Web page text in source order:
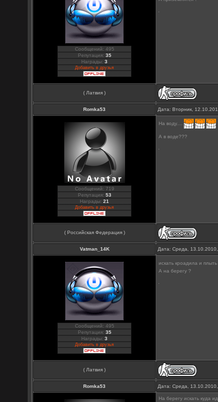
Сообщений: 495
Репутация: 35
Награды:3
Добавить в друзья
( Латвия )
Romka53 Дата: Вторник,
Сообщений: 719
Репутация: 53
Награды:21
Добавить в друзья
На воду....
А в воде???
( Российская Федерация )
Vatman_14K Дата: Среда,
Сообщений: 495
Репутация: 35
Награды:3
Добавить в друзья
искать кроадила и
А на берегу ?
( Латвия )
Romka53 Дата: Среда,
На берегу искать куда